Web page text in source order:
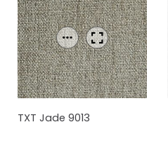
TXT Jade 9013